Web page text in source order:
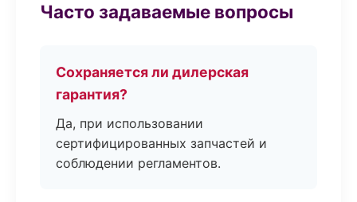
Часто задаваемые вопросы
Сохраняется ли дилерская
гарантия?
Да, при использовании
сертифицированных запчастей и
соблюдении регламентов.